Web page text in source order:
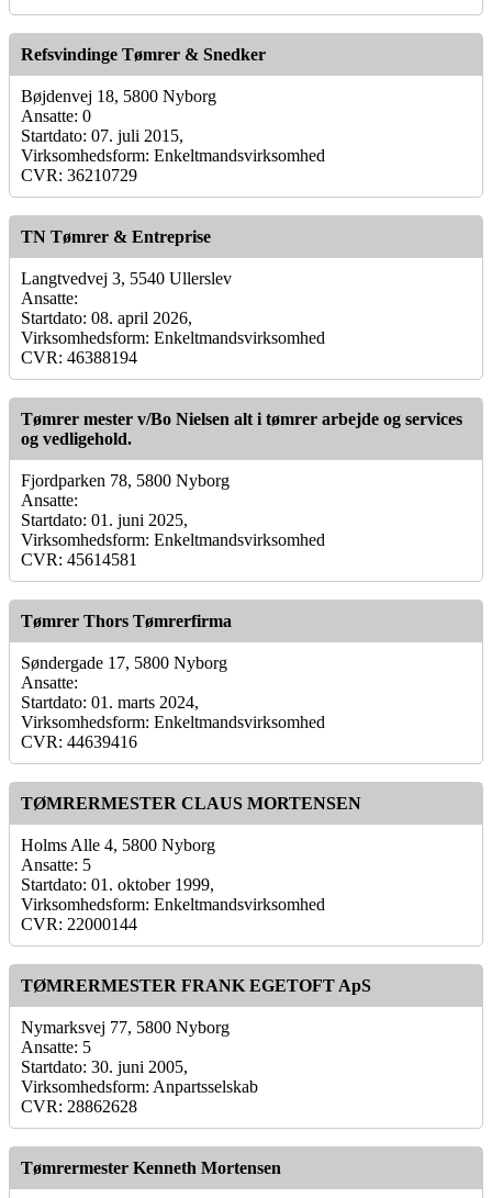
Refsvindinge Tømrer & Snedker
Bøjdenvej 18, 5800 Nyborg
Ansatte: 0
Startdato: 07. juli 2015,
Virksomhedsform: Enkeltmandsvirksomhed
CVR: 36210729
TN Tømrer & Entreprise
Langtvedvej 3, 5540 Ullerslev
Ansatte:
Startdato: 08. april 2026,
Virksomhedsform: Enkeltmandsvirksomhed
CVR: 46388194
Tømrer mester v/Bo Nielsen alt i tømrer arbejde og services
og vedligehold.
Fjordparken 78, 5800 Nyborg
Ansatte:
Startdato: 01. juni 2025,
Virksomhedsform: Enkeltmandsvirksomhed
CVR: 45614581
Tømrer Thors Tømrerfirma
Søndergade 17, 5800 Nyborg
Ansatte:
Startdato: 01. marts 2024,
Virksomhedsform: Enkeltmandsvirksomhed
CVR: 44639416
TØMRERMESTER CLAUS MORTENSEN
Holms Alle 4, 5800 Nyborg
Ansatte: 5
Startdato: 01. oktober 1999,
Virksomhedsform: Enkeltmandsvirksomhed
CVR: 22000144
TØMRERMESTER FRANK EGETOFT ApS
Nymarksvej 77, 5800 Nyborg
Ansatte: 5
Startdato: 30. juni 2005,
Virksomhedsform: Anpartsselskab
CVR: 28862628
Tømrermester Kenneth Mortensen